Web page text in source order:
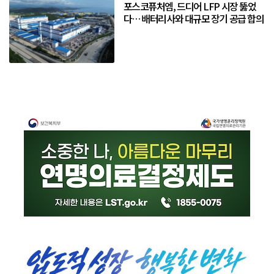
포스코퓨처엠, 드디어 LFP 시장 뚫었
다… 배터리사와 대규모 장기 공급 합의